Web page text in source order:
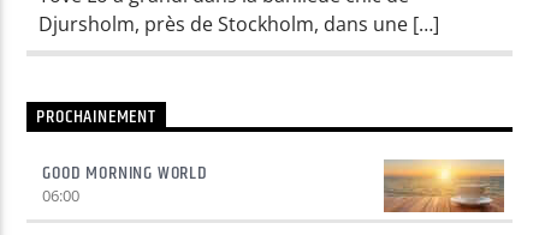
Yellow Radio
Yellow Riviera
Djursholm, près de Stockholm, dans une […]
PROCHAINEMENT
GOOD MORNING WORLD
06:00